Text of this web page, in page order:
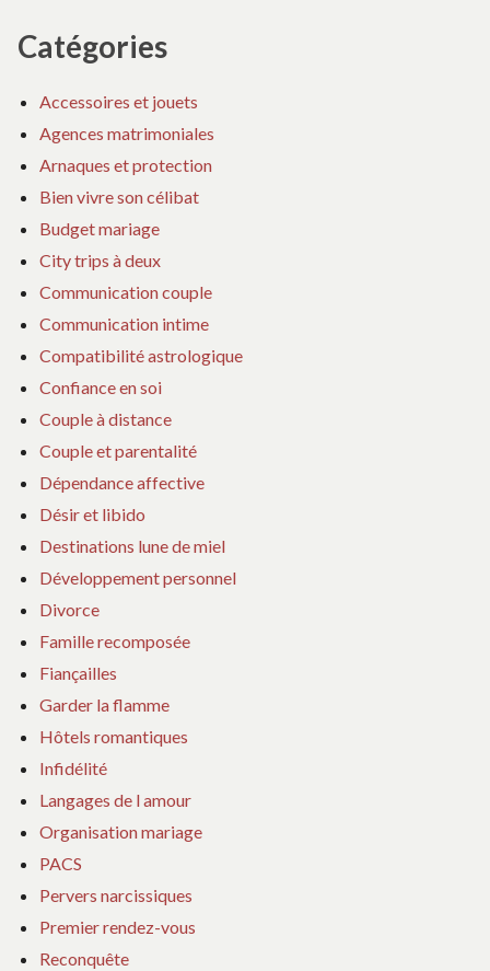
Catégories
Accessoires et jouets
Agences matrimoniales
Arnaques et protection
Bien vivre son célibat
Budget mariage
City trips à deux
Communication couple
Communication intime
Compatibilité astrologique
Confiance en soi
Couple à distance
Couple et parentalité
Dépendance affective
Désir et libido
Destinations lune de miel
Développement personnel
Divorce
Famille recomposée
Fiançailles
Garder la flamme
Hôtels romantiques
Infidélité
Langages de l amour
Organisation mariage
PACS
Pervers narcissiques
Premier rendez-vous
Reconquête